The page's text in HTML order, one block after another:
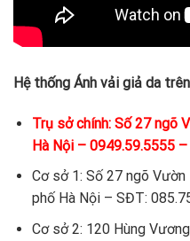
Hệ thống Ánh vải giả da
Trụ sở chính: Số 27 ngõ
Hà Nội – 0949.59.5555
Cơ sở 1: Số 27 ngõ
phố Hà Nội – SĐT:
Cơ sở 2: 120 Hùng